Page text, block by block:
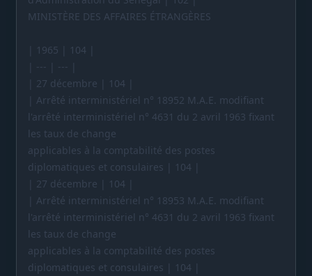
MINISTÈRE DES AFFAIRES ÉTRANGÈRES
| 1965 | 104 |
| --- | --- |
| 27 décembre | 104 |
| Arrêté interministériel n° 18952 M.A.E. modifiant
l'arrêté interministériel n° 4631 du 2 avril 1963 fixant
les taux de change
applicables à la comptabilité des postes
diplomatiques et consulaires | 104 |
| 27 décembre | 104 |
| Arrêté interministériel n° 18953 M.A.E. modifiant
l'arrêté interministériel n° 4631 du 2 avril 1963 fixant
les taux de change
applicables à la comptabilité des postes
diplomatiques et consulaires | 104 |